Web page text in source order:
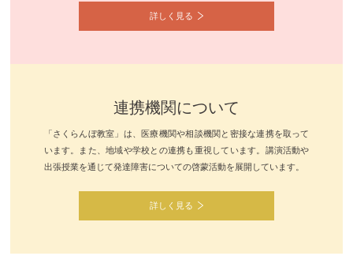
詳しく見る
連携機関について
「さくらんぼ教室」は、医療機関や相談機関と密接な連携を取って
います。また、地域や学校との連携も重視しています。講演活動や
出張授業を通じて発達障害についての啓蒙活動を展開しています。
詳しく見る